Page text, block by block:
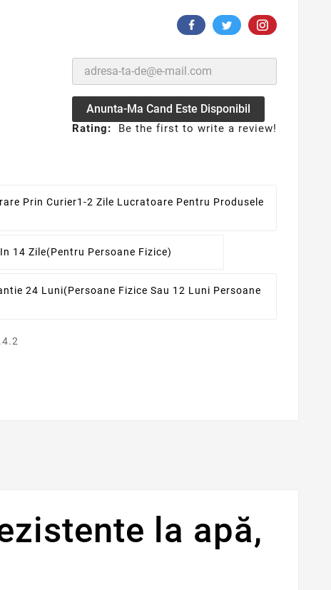
Anunta-Ma Cand Este Disponibil
Rating: Be the first to write a review!
Prin Curier1-2 Zile Lucratoare Pentru Produsele
14 Zile(pentru Persoane Fizice)
24 Luni(persoane Fizice Sau 12 Luni Persoane
la apă,